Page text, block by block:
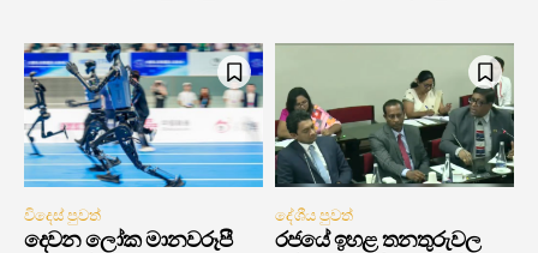
විදෙස් පුවත්
දෙවන ලෝක මානවරූපී
දේශීය පුවත්
රජයේ ඉහළ තනතුරුවල